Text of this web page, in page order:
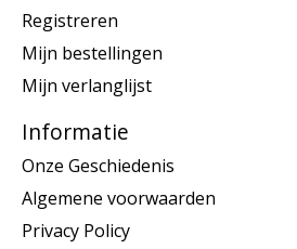
Registreren
Mijn bestellingen
Mijn verlanglijst
Informatie
Onze Geschiedenis
Algemene voorwaarden
Privacy Policy